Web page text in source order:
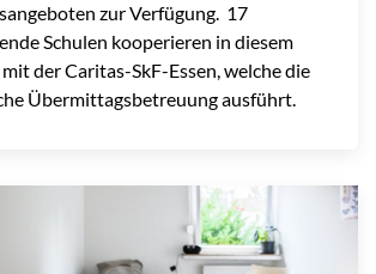
zur Verfügung. 17
Schulen kooperieren in diesem
der Caritas-SkF-Essen, welche die
Übermittagsbetreuung ausführt.